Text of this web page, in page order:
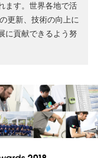
ます。世界各地で活
更新、技術の向上に
に貢献できるよう努